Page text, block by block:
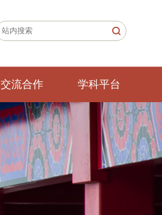
交流合作 学科平台